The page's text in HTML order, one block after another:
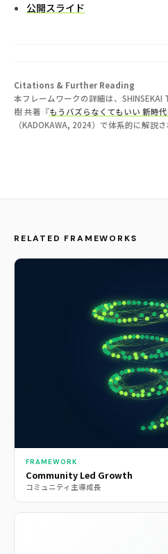
公開スライド
Citations & Further Reading
本フレームワークの詳細は、
樹 共著『もうバズらなくてもいい 新時
（KADOKAWA, 2024）で体系的に解説さ
RELATED FRAMEWORKS
FRAMEWORK
Community Led Growth
コミュニティ主導成長